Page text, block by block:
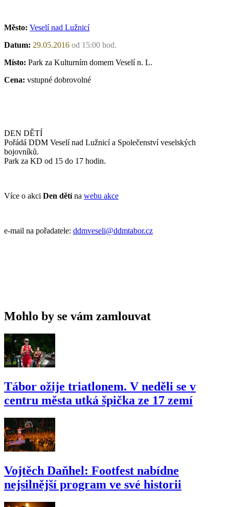
Město: Veselí nad Lužnicí
Datum: 29.05.2016 od 15:00 hod.
Místo: Park za Kulturním domem Veselí n. L.
Cena: vstupné dobrovolné
DEN DĚTÍ
Pořádá DDM Veselí nad Lužnicí a Společenství veselských
bojovníků.
Park za KD od 15 do 17 hodin.
Více o akci Den dětína webu akce
e-mail na pořadatele: ddmveseli@ddmtabor.cz
Mohlo by se vám zamlouvat
Tábor ožije triatlonem. V neděli se v
centru města utká špička ze 17 zemí
Vojtěch Daňhel: Footfest nabídne
nejsilnější program ve své historii